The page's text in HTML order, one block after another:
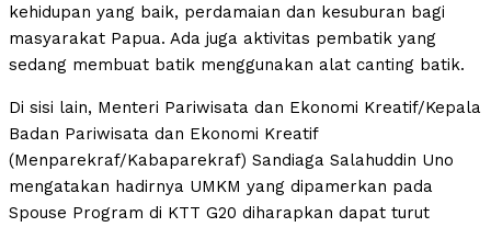
kehidupan yang baik, perdamaian dan kesuburan bagi
masyarakat Papua. Ada juga aktivitas pembatik yang
sedang membuat batik menggunakan alat canting batik.
Di sisi lain, Menteri Pariwisata dan Ekonomi Kreatif/Kepala
Badan Pariwisata dan Ekonomi Kreatif
(Menparekraf/Kabaparekraf) Sandiaga Salahuddin Uno
mengatakan hadirnya UMKM yang dipamerkan pada
Spouse Program di KTT G20 diharapkan dapat turut